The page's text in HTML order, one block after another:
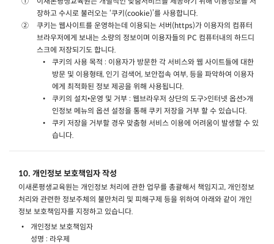
장하고 수시로 불러오는 ‘쿠키(cookie)’를 사용합니다.
쿠키는 웹사이트를 운영하는데 이용되는 서버(https)가 이용자의 컴퓨터
브라우저에게 보내는 소량의 정보이며 이용자들의 PC 컴퓨터내의 하드디
스크에 저장되기도 합니다.
쿠키의 사용 목적 : 이용자가 방문한 각 서비스와 웹 사이트들에 대한
방문 및 이용형태, 인기 검색어, 보안접속 여부, 등을 파악하여 이용자
에게 최적화된 정보 제공을 위해 사용됩니다.
쿠키의 설치•운영 및 거부 : 웹브라우저 상단의 도구>인터넷 옵션>개
인정보 메뉴의 옵션 설정을 통해 쿠키 저장을 거부 할 수 있습니다.
쿠키 저장을 거부할 경우 맞춤형 서비스 이용에 어려움이 발생할 수 있
습니다.
10. 개인정보 보호책임자 작성
이새론평생교육원는 개인정보 처리에 관한 업무를 총괄해서 책임지고, 개인정보
처리와 관련한 정보주체의 불만처리 및 피해구제 등을 위하여 아래와 같이 개인
정보 보호책임자를 지정하고 있습니다.
개인정보 보호책임자
성명 : 라우제